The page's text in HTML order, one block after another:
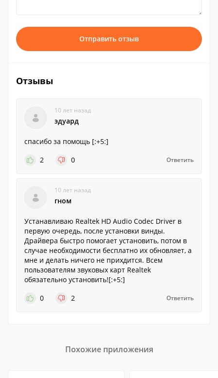
Отправить отзыв
Отзывы
10 лет назад
эдуард
спасибо за помощь [:+5:]
2
0 Ответить
10 лет назад
гном
Устанавливаю Realtek HD Audio Codec Driver в
первую очередь, после установки винды.
Драйвера быстро помогает установить, потом в
случае необходимости бесплатно их обновляет, а
мне и делать ничего не прихдится. Всем
пользователям звуковых карт Realtek
обязательно установить![:+5:]
0
2 Ответить
Похожие приложения